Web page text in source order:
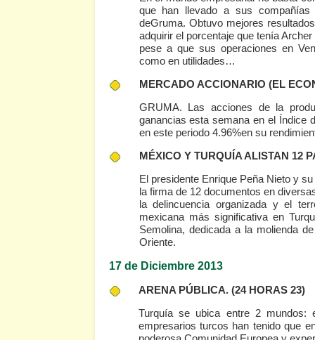
que han llevado a sus compañías
deGruma. Obtuvo mejores
adquirir el porcentaje que tenía
pese a que sus operaciones en
como en utilidades…
MERCADO ACCIONARIO (EL
GRUMA. Las acciones de la
ganancias esta semana en el Índice
en este periodo 4.96%en su
MÉXICO Y TURQUÍA ALISTAN 12
El presidente Enrique Peña Nieto y
la firma de 12 documentos en
la delincuencia organizada y el
mexicana más significativa en
Semolina, dedicada a la molienda
Oriente.
17 de Diciembre 2013
ARENA PÚBLICA. (24 HORAS 23)
Turquía se ubica entre 2
empresarios turcos han tenido que